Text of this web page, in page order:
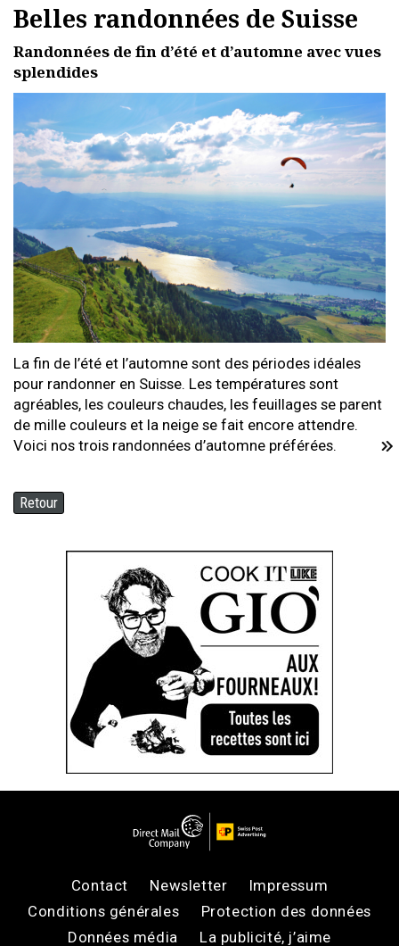
Belles randonnées de Suisse
Randonnées de fin d’été et d’automne avec vues
splendides
La fin de l’été et l’automne sont des périodes idéales
pour randonner en Suisse. Les températures sont
agréables, les couleurs chaudes, les feuillages se parent
de mille couleurs et la neige se fait encore attendre.
Voici nos trois randonnées d’automne préférées.
Retour
Contact Newsletter
Impressum
Conditions générales
Protection des données
Données média
La publicité, j’aime